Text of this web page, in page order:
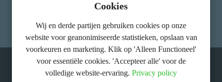
6713 KR Ede
© Novae Popschool
Cookies
Wij en derde partijen gebruiken cookies op onze
website voor geanonimiseerde statistieken, opslaan van
voorkeuren en marketing. Klik op 'Alleen Functioneel'
voor essentiële cookies. 'Accepteer alle' voor de
volledige website-ervaring. Privacy policy